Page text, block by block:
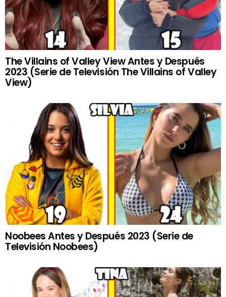
The Villains of Valley View Antes y Después
2023 (Serie de Televisión The Villains of Valley
View)
Noobees Antes y Después 2023 (Serie de
Televisión Noobees)